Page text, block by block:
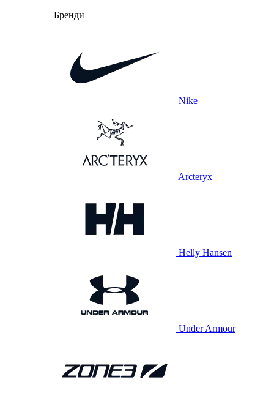
Бренди
Nike
Arcteryx
Helly Hansen
Under Armour